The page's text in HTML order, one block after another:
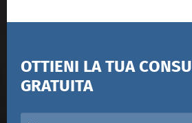
OTTIENI LA TUA
GRATUITA